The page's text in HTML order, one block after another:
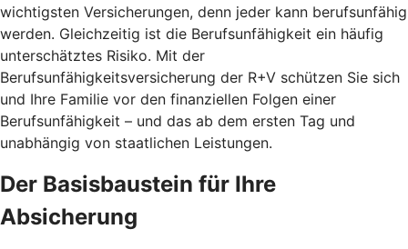
wichtigsten Versicherungen, denn jeder kann berufsunfähig
werden. Gleichzeitig ist die Berufsunfähigkeit ein häufig
unterschätztes Risiko. Mit der
Berufsunfähigkeitsversicherung der R+V schützen Sie sich
und Ihre Familie vor den finanziellen Folgen einer
Berufsunfähigkeit – und das ab dem ersten Tag und
unabhängig von staatlichen Leistungen.
Der Basisbaustein für Ihre
Absicherung